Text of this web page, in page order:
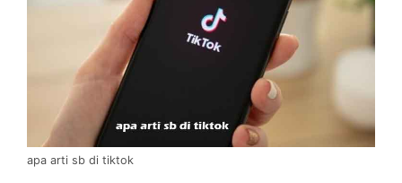
apa arti sb di tiktok